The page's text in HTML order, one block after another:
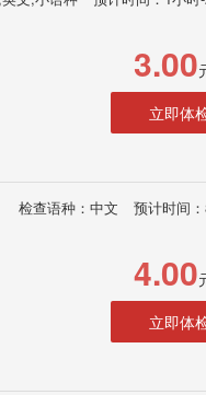
3.00
立即体
检查语种：中文 预计时间
4.00
立即体